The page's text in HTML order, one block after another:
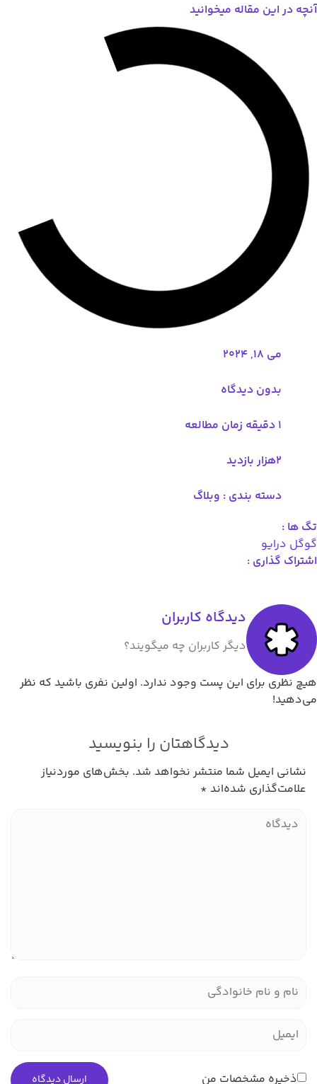
میخوانید
دیدگاه
بندی :وبلاگ
:
دیدگاه کاربران
دیگر کاربران چه میگویند؟
این پست وجود ندارد. اولین نفری باشید که نظر
دیدگاهتان را بنویسید
شما منتشر نخواهد شد.بخش‌های موردنیاز
شده‌اند*
من